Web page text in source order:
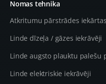
Nomas tehnika
Atkritumu pārstrādes iekārtas
Linde dīzeļa / gāzes iekrāvēji
Linde augsto plauktu palešu
Linde elektriskie iekrāvēji